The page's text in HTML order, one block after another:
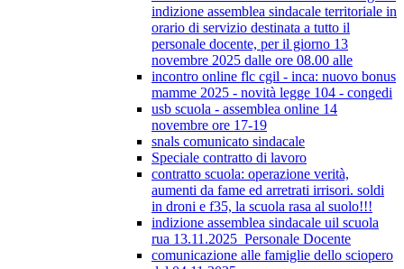
indizione assemblea sindacale territoriale in
orario di servizio destinata a tutto il
personale docente, per il giorno 13
novembre 2025 dalle ore 08.00 alle
incontro online flc cgil - inca: nuovo bonus
mamme 2025 - novità legge 104 - congedi
usb scuola - assemblea online 14
novembre ore 17-19
snals comunicato sindacale
Speciale contratto di lavoro
contratto scuola: operazione verità,
aumenti da fame ed arretrati irrisori. soldi
in droni e f35, la scuola rasa al suolo!!!
indizione assemblea sindacale uil scuola
rua 13.11.2025_Personale Docente
comunicazione alle famiglie dello sciopero